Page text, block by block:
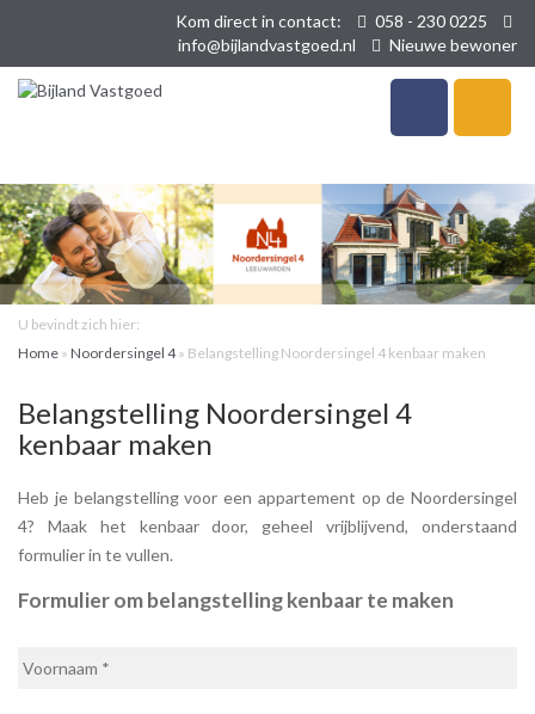
Kom direct in contact:
058 - 230 0225
info@bijlandvastgoed.nl
Nieuwe bewoner
U bevindt zich hier:
Home » Noordersingel 4» Belangstelling Noordersingel 4 kenbaar maken
Belangstelling Noordersingel 4
kenbaar maken
Heb je belangstelling voor een appartement op de Noordersingel
4? Maak het kenbaar door, geheel vrijblijvend, onderstaand
formulier in te vullen.
Formulier om belangstelling kenbaar te maken